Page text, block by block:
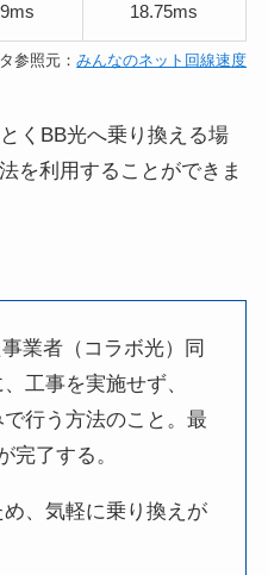
18.75ms
参照元：みんなのネット回線速度
くBB光へ乗り換える場
を利用することができま
業者（コラボ光）同
工事を実施せず、
行う方法のこと。最
完了する。
、気軽に乗り換えが